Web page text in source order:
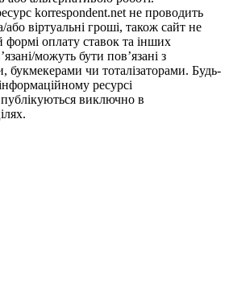
korrespondent.net не проводить
або віртуальні гроші, також сайт не
формі оплату ставок та інших
можуть бути пов’язані з
букмекерами чи тоталізаторами. Будь-
ресурсі
виключно в